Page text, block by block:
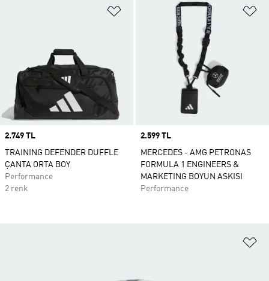
Favori Listesine Ekle
Price
2.749 TL
TRAINING DEFENDER DUFFLE
ÇANTA ORTA BOY
Performance
2 renk
Price
2.599 TL
MERCEDES - AMG PETRONAS
FORMULA 1 ENGINEERS &
MARKETING BOYUN ASKISI
Performance